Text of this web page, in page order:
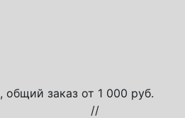
заказ от 1 000 руб.
//